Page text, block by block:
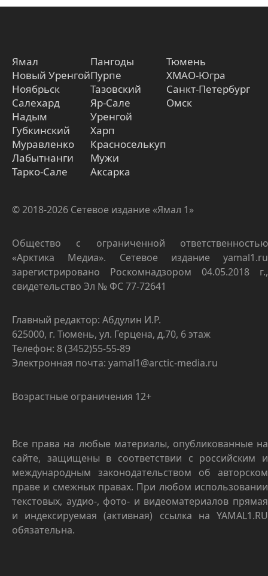
Ямал
Новый Уренгой
Ноябрьск
Салехард
Надым
Губкинский
Муравленко
Лабытнанги
Тарко-Сале
Пангоды
Пурпе
Тазовский
Яр-Сале
Уренгой
Харп
Красноселькуп
Мужи
Аксарка
Тюмень
ХМАО-Югра
Санкт-Петербург
Омск
© 2018-2026 Сетевое издание «Ямал 1»
Общество с ограниченной ответственностью
«Арктика Медиа». Сетевое издание yamal1.ru
зарегистрировано Роскомнадзором 04.05.2018 г.,
свидетельство Эл № ФС 77-72641
Главный редактор: Абдулин И.Р.
625000, г. Тюмень, ул. Герцена, д.70, 6 этаж
Телефон: 8 (3452)55-55-89
Электронная почта: yamal1@arctic-media.ru
Возрастные ограничения 12+
Все права на любые материалы, опубликованные на
сайте, защищены в соответствии с российским и
международным законодательством об авторском
праве и смежных правах. При любом использовании
текстовых, аудио-, фото- и видеоматериалов прямая
и индексируемая (активная) ссылка на YAMAL1.RU
обязательна.